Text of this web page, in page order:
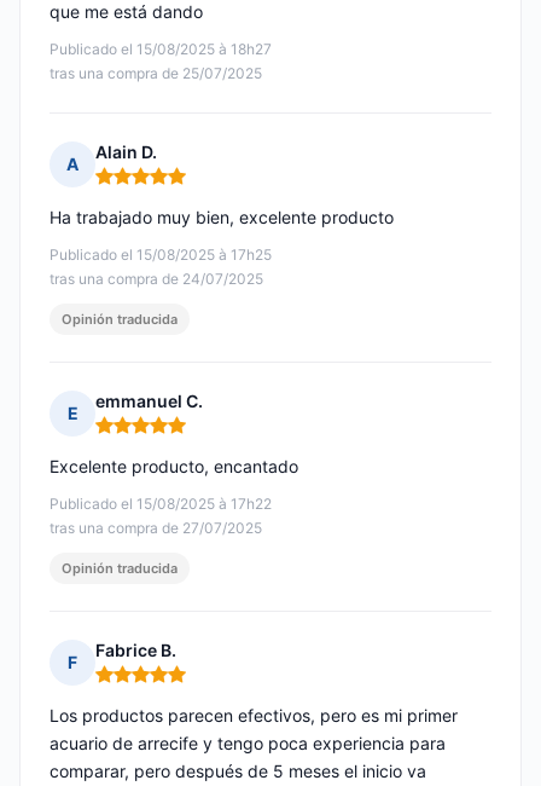
Publicado el 15/08/2025 à 18h27
tras una compra de 25/07/2025
que me está dando
A
Alain D.
Nota: 5 de 5
Publicado el 15/08/2025 à 17h25
tras una compra de 24/07/2025
Ha trabajado muy bien, excelente producto
Opinión traducida
E
emmanuel C.
Nota: 5 de 5
Publicado el 15/08/2025 à 17h22
tras una compra de 27/07/2025
Excelente producto, encantado
Opinión traducida
F
Fabrice B.
Nota: 5 de 5
Los productos parecen efectivos, pero es mi primer
acuario de arrecife y tengo poca experiencia para
comparar, pero después de 5 meses el inicio va